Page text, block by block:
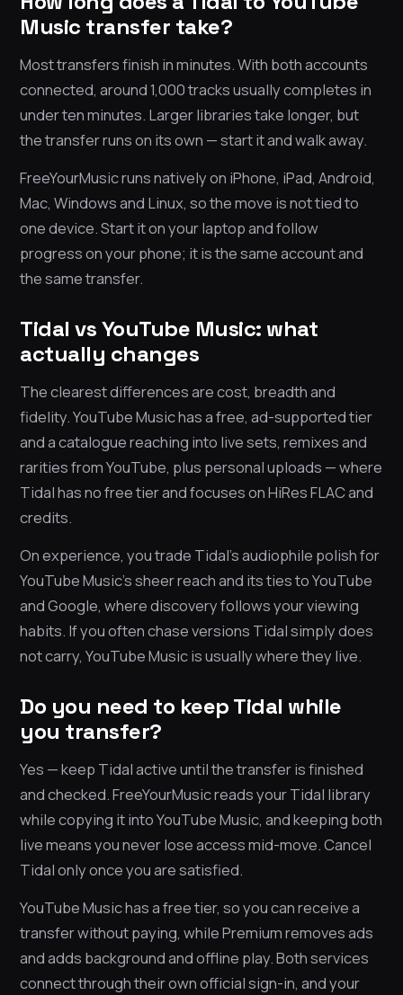
Music transfer take?
Most transfers finish in minutes. With both accounts
connected, around 1,000 tracks usually completes in
under ten minutes. Larger libraries take longer, but
the transfer runs on its own — start it and walk away.
FreeYourMusic runs natively on iPhone, iPad, Android,
Mac, Windows and Linux, so the move is not tied to
one device. Start it on your laptop and follow
progress on your phone; it is the same account and
the same transfer.
Tidal vs YouTube Music: what
actually changes
The clearest differences are cost, breadth and
fidelity. YouTube Music has a free, ad-supported tier
and a catalogue reaching into live sets, remixes and
rarities from YouTube, plus personal uploads — where
Tidal has no free tier and focuses on HiRes FLAC and
credits.
On experience, you trade Tidal’s audiophile polish for
YouTube Music’s sheer reach and its ties to YouTube
and Google, where discovery follows your viewing
habits. If you often chase versions Tidal simply does
not carry, YouTube Music is usually where they live.
Do you need to keep Tidal while
you transfer?
Yes — keep Tidal active until the transfer is finished
and checked. FreeYourMusic reads your Tidal library
while copying it into YouTube Music, and keeping both
live means you never lose access mid-move. Cancel
Tidal only once you are satisfied.
YouTube Music has a free tier, so you can receive a
transfer without paying, while Premium removes ads
and adds background and offline play. Both services
connect through their own official sign-in, and your